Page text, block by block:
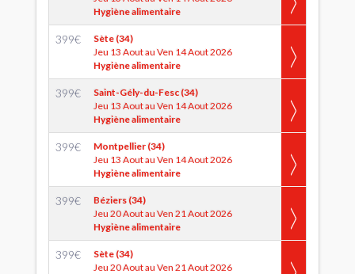
Hygiène alimentaire
399€
Sète (34)
Jeu 13 Aout au Ven 14 Aout 2026
Hygiène alimentaire
399€
Saint-Gély-du-Fesc (34)
Jeu 13 Aout au Ven 14 Aout 2026
Hygiène alimentaire
399€
Montpellier (34)
Jeu 13 Aout au Ven 14 Aout 2026
Hygiène alimentaire
399€
Béziers (34)
Jeu 20 Aout au Ven 21 Aout 2026
Hygiène alimentaire
399€
Sète (34)
Jeu 20 Aout au Ven 21 Aout 2026